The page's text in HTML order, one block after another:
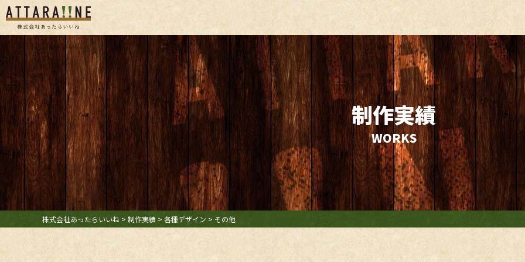
あったらいいね HOME
会社案内
SDGsへの取り組み
よくあるご質問 お知らせ
採用情報 お問い合わせ
プライバシ
セキュリティポリシー
事業案内
即WEB HP制作
ベーシックプラン
制作実績
WORKS
株式会社あったらいいね > 制作実績 > 各種デザイン > その他